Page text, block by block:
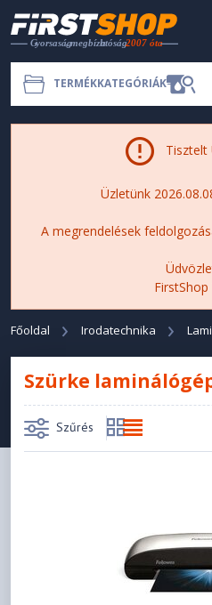
TERMÉKKATEGÓRIÁK
Tisztelt
Üzletünk
A megrendelések
Főoldal Irodatechnika
Szürke
Szűrés